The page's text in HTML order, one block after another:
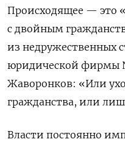
Происходящее — это
с двойным
из недружественных
юридической фирмы
Жаворонков: «Или
гражданства, или
Власти постоянно